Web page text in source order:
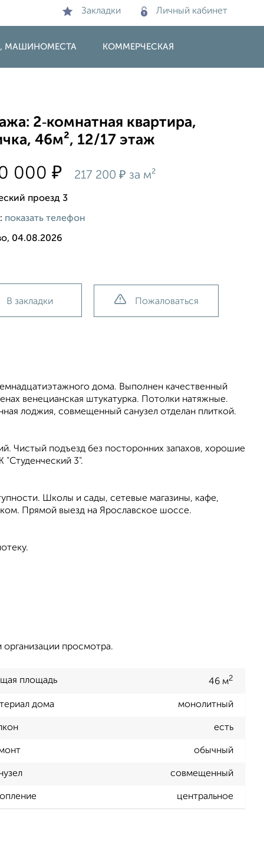
Закладки Личный кабинет
МАШИНОМЕСТА КОММЕРЧЕСКАЯ
2‑комнатная квартира,
46м², 12/17 этаж
000₽ 217 200₽ за м²
проезд 3
показать телефон
04.08.2026
В закладки Пожаловаться
дома. Выполнен качественный
венецианская штукатурка. Потолки натяжные.
лоджия, совмещенный санузел отделан плиткой.
Чистый подъезд без посторонних запахов, хорошие
3".
Школы и сады, сетевые магазины, кафе,
Прямой выезд на Ярославское шоссе.
организации просмотра.
площадь 46 м2
дома монолитный
есть
обычный
совмещенный
центральное